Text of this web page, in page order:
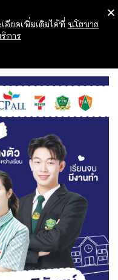
อียดเพิ่มเติมได้ที่ นโยบาย
การ